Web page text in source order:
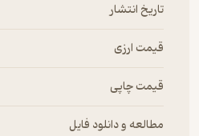
تاریخ انتشار
قیمت ارزی
قیمت چاپی
مطالعه و دانلود فایل